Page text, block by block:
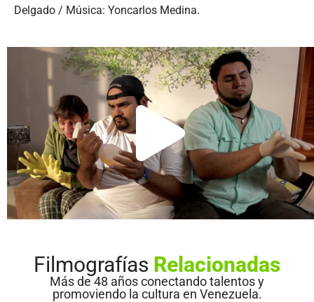
Delgado / Música: Yoncarlos Medina.
Filmografías Relacionadas
Más de 48 años conectando talentos y
promoviendo la cultura en Venezuela.